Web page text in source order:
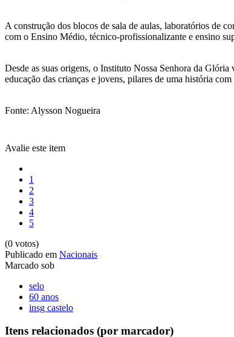
A construção dos blocos de sala de aulas, laboratórios de
com o Ensino Médio, técnico-profissionalizante e ensino
Desde as suas origens, o Instituto Nossa Senhora da
educação das crianças e jovens, pilares de uma história
Fonte: Alysson Nogueira
Avalie este item
1
2
3
4
5
(0 votos)
Publicado em Nacionais
Marcado sob
selo
60 anos
insg castelo
Itens relacionados (por marcador)